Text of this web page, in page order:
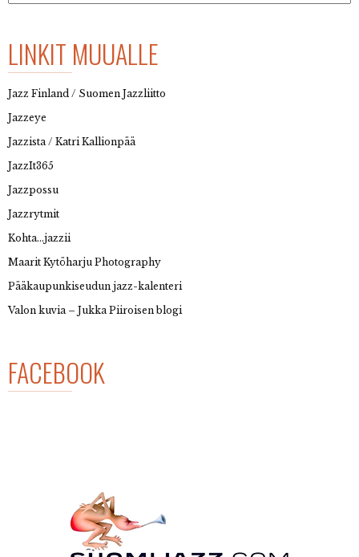
LINKIT MUUALLE
Jazz Finland / Suomen Jazzliitto
Jazzeye
Jazzista / Katri Kallionpää
JazzIt365
Jazzpossu
Jazzrytmit
Kohta…jazzii
Maarit Kytöharju Photography
Pääkaupunkiseudun jazz-kalenteri
Valon kuvia – Jukka Piiroisen blogi
FACEBOOK